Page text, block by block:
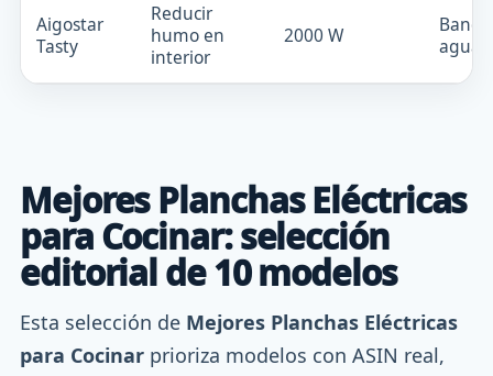
Aigostar
Tasty
Reducir
humo en
interior
2000 W
agua
Mejores Planchas Eléctricas
para Cocinar: selección
editorial de 10 modelos
Esta selección de Mejores Planchas Eléctricas
para Cocinar prioriza modelos con ASIN real,